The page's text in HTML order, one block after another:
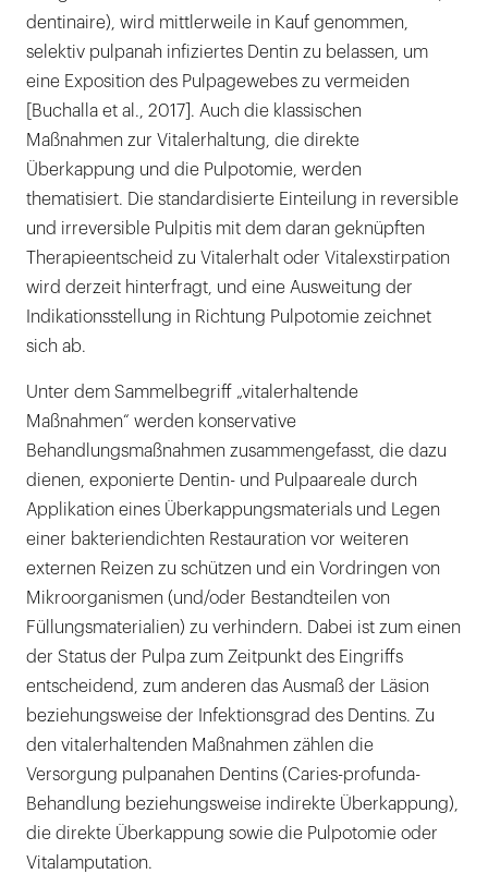
dentinaire), wird mittlerweile in Kauf genommen,
selektiv pulpanah infiziertes Dentin zu belassen, um
eine Exposition des Pulpagewebes zu vermeiden
[Buchalla et al., 2017]. Auch die klassischen
Maßnahmen zur Vitalerhaltung, die direkte
Überkappung und die Pulpotomie, werden
thematisiert. Die standardisierte Einteilung in reversible
und irreversible Pulpitis mit dem daran geknüpften
Therapieentscheid zu Vitalerhalt oder Vitalexstirpation
wird derzeit hinterfragt, und eine Ausweitung der
Indikationsstellung in Richtung Pulpotomie zeichnet
sich ab.
Unter dem Sammelbegriff „vitalerhaltende
Maßnahmen“ werden konservative
Behandlungsmaßnahmen zusammengefasst, die dazu
dienen, exponierte Dentin- und Pulpaareale durch
Applikation eines Überkappungsmaterials und Legen
einer bakteriendichten Restauration vor weiteren
externen Reizen zu schützen und ein Vordringen von
Mikroorganismen (und/oder Bestandteilen von
Füllungsmaterialien) zu verhindern. Dabei ist zum einen
der Status der Pulpa zum Zeitpunkt des Eingriffs
entscheidend, zum anderen das Ausmaß der Läsion
beziehungsweise der Infektionsgrad des Dentins. Zu
den vitalerhaltenden Maßnahmen zählen die
Versorgung pulpanahen Dentins (Caries-profunda-
Behandlung beziehungsweise indirekte Überkappung),
die direkte Überkappung sowie die Pulpotomie oder
Vitalamputation.